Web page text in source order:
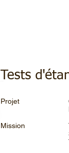
Tests
Projet
Mission